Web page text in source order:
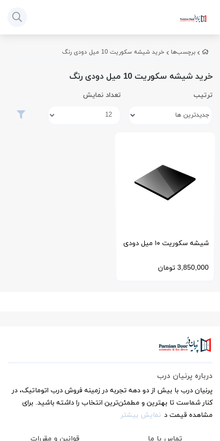
برچسب‌ها خرید شیشه سکوریت 10 میل دودی رنگ
خرید شیشه سکوریت 10 میل دودی رنگ
ترتیب تعداد نمایش
شیشه سکوریت ۱۰ میل دودی
فلوت با برش سفارشی
3,850,000 تومان
درباره پرنیان درب
پرنیان درب با بیش از دو دهه تجربه در زمینه فروش درب اتوماتیک، در
کنار شماست تا بهترین و مطمئن‌ترین انتخاب را داشته باشید. برای
مشاهده قیمت د نمایش بیشتر
تماس با ما قوانین و مقررات